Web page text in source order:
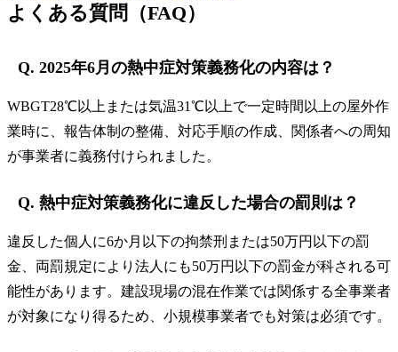
よくある質問（FAQ）
Q. 2025年6月の熱中症対策義務化の内容は？
WBGT28℃以上または気温31℃以上で一定時間以上の屋外作
業時に、報告体制の整備、対応手順の作成、関係者への周知
が事業者に義務付けられました。
Q. 熱中症対策義務化に違反した場合の罰則は？
違反した個人に6か月以下の拘禁刑または50万円以下の罰
金、両罰規定により法人にも50万円以下の罰金が科される可
能性があります。建設現場の混在作業では関係する全事業者
が対象になり得るため、小規模事業者でも対策は必須です。